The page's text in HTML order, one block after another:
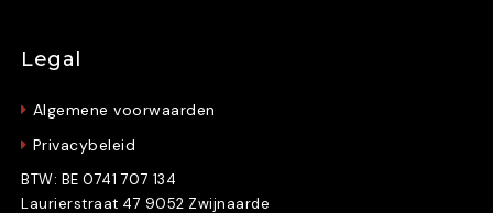
Legal
Algemene voorwaarden
Privacybeleid
BTW: BE 0741 707 134
Laurierstraat 47 9052 Zwijnaarde